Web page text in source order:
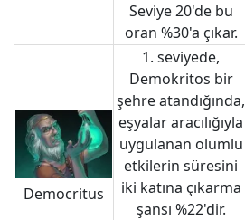
Seviye 20'de bu
oran %30'a çıkar.
Democritus
1. seviyede,
Demokritos bir
şehre atandığında,
eşyalar aracılığıyla
uygulanan olumlu
etkilerin süresini
iki katına çıkarma
şansı %22'dir.